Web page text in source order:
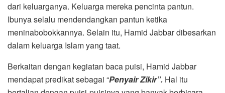
dari keluarganya. Keluarga mereka pencinta pantun.
Ibunya selalu mendendangkan pantun ketika
meninabobokkannya. Selain itu, Hamid Jabbar dibesarkan
dalam keluarga Islam yang taat.
Berkaitan dengan kegiatan baca puisi, Hamid Jabbar
mendapat predikat sebagai “Penyair Zikir”. Hal itu